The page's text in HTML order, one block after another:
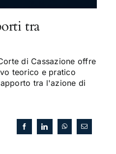
tra
di Cassazione offre
teorico e pratico
tra l'azione di